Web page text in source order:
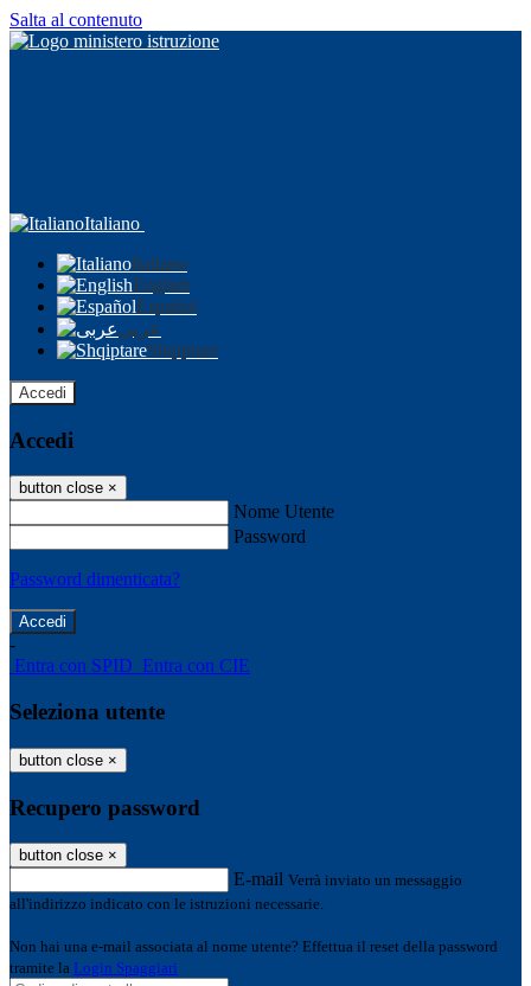
Salta al contenuto
Italiano
Italiano
English
Español
عربى
Shqiptare
Accedi
Accedi
button close ×
Nome Utente
Password
Password dimenticata?
-
Entra con SPID Entra con CIE
Seleziona utente
button close ×
Recupero password
button close ×
E-mail Verrà inviato un messaggio
all'indirizzo indicato con le istruzioni necessarie.
Non hai una e-mail associata al nome utente? Effettua il reset della password
tramite la Login Spaggiari